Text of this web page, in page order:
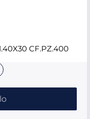
CF.PZ.400